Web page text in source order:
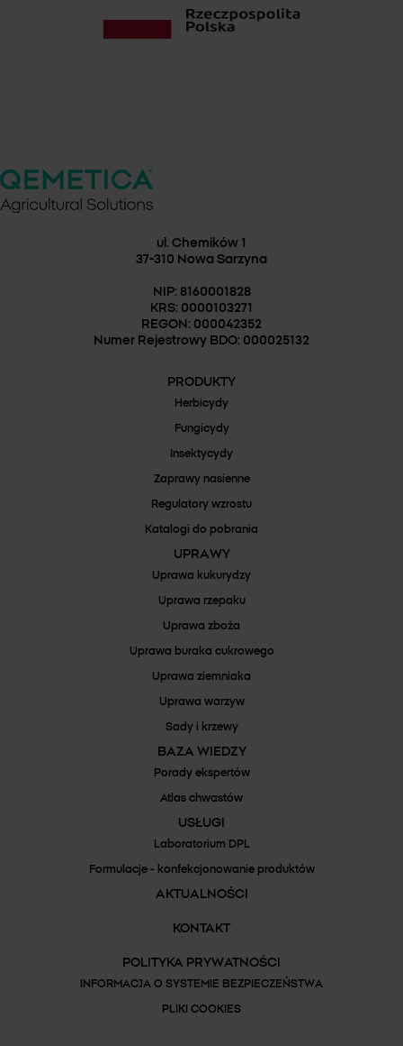
ul. Chemików 1
37-310 Nowa Sarzyna
NIP: 8160001828
KRS: 0000103271
REGON: 000042352
Numer Rejestrowy BDO: 000025132
PRODUKTY
Herbicydy
Fungicydy
Insektycydy
Zaprawy nasienne
Regulatory wzrostu
Katalogi do pobrania
UPRAWY
Uprawa kukurydzy
Uprawa rzepaku
Uprawa zboża
Uprawa buraka cukrowego
Uprawa ziemniaka
Uprawa warzyw
Sady i krzewy
BAZA WIEDZY
Porady ekspertów
Atlas chwastów
USŁUGI
Laboratorium DPL
Formulacje - konfekcjonowanie produktów
AKTUALNOŚCI
KONTAKT
POLITYKA PRYWATNOŚCI
INFORMACJA O SYSTEMIE BEZPIECZEŃSTWA
PLIKI COOKIES